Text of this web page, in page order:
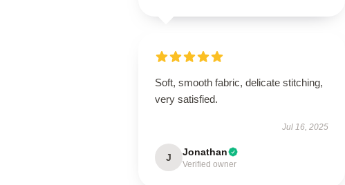
Soft, smooth fabric, delicate stitching,
very satisfied.
Jul 16, 2025
J Jonathan
Verified owner